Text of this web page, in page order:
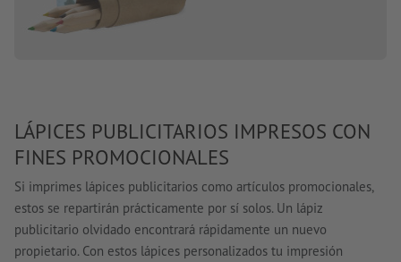
LÁPICES PUBLICITARIOS IMPRESOS CON
FINES PROMOCIONALES
Si imprimes lápices publicitarios como artículos promocionales,
estos se repartirán prácticamente por sí solos. Un lápiz
publicitario olvidado encontrará rápidamente un nuevo
propietario. Con estos lápices personalizados tu impresión